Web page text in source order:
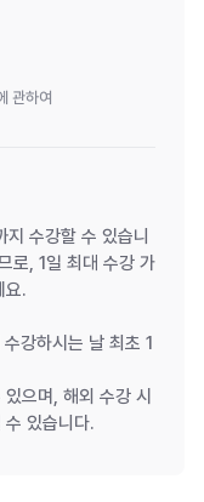
관하여
수강할 수 있습니
로, 1일 최대 수강 가
요.
강하시는 날 최초 1
으며, 해외 수강 시
있습니다.